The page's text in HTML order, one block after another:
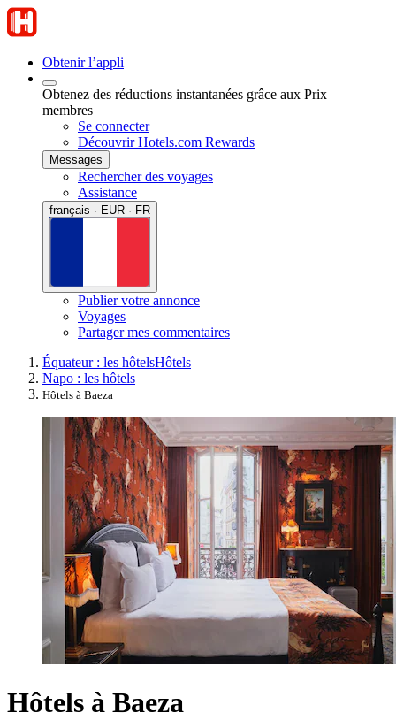
Obtenir l’appli
Obtenez des réductions instantanées grâce aux Prix
membres
Se connecter
Découvrir Hotels.com Rewards
Messages
Rechercher des voyages
Assistance
français · EUR · FR
Publier votre annonce
Voyages
Partager mes commentaires
Équateur : les hôtelsHôtels
Napo : les hôtels
Hôtels à Baeza
Hôtels à Baeza